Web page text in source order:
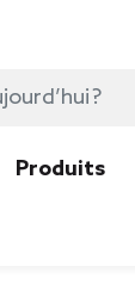
Produits